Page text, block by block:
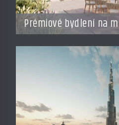
Prémiové bydlení na
vracejí do Česka,
adresy i byty a domy